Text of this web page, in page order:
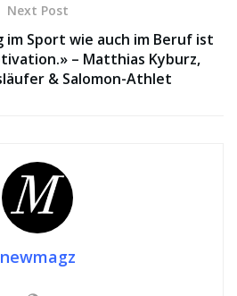
Next Post
im Sport wie auch im Beruf ist
– Matthias Kyburz,
& Salomon-Athlet
newmagz